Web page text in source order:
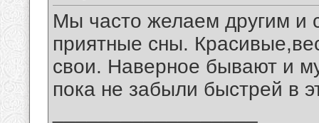
Мы часто желаем другим и
приятные сны.
свои. Наверное бывают и
пока не забыли быстрей в